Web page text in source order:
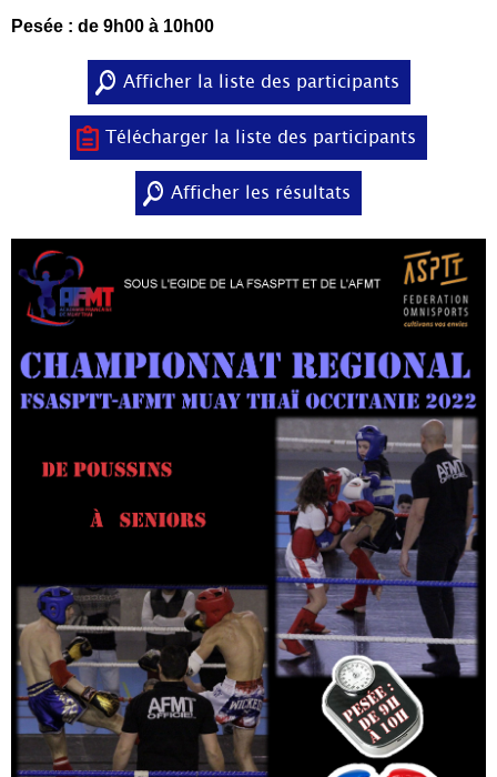
Pesée : de 9h00 à 10h00
Afficher la liste des participants
Télécharger la liste des participants
Afficher les résultats